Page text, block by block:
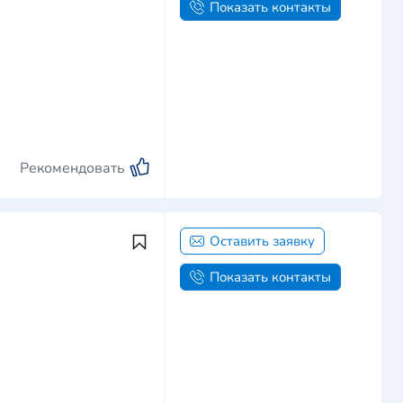
Рекомендовать
Показать контакты
Оставить заявку
Показать контакты